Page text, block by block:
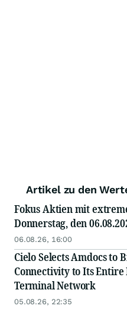
Artikel zu den
Fokus Aktien mit
Donnerstag, den
06.08.26, 16:00
Cielo Selects Amdocs to
Connectivity to Its
Terminal Network
05.08.26, 22:35